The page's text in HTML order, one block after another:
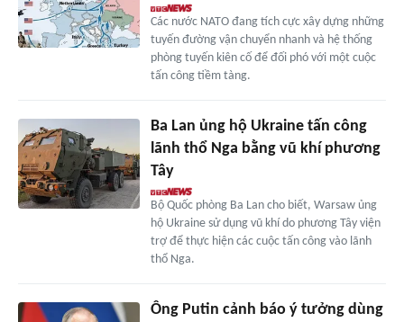
Các nước NATO đang tích cực xây dựng những
tuyến đường vận chuyển nhanh và hệ thống
phòng tuyến kiên cố để đối phó với một cuộc
tấn công tiềm tàng.
Ba Lan ủng hộ Ukraine tấn công
lãnh thổ Nga bằng vũ khí phương
Tây
Bộ Quốc phòng Ba Lan cho biết, Warsaw ủng
hộ Ukraine sử dụng vũ khí do phương Tây viện
trợ để thực hiện các cuộc tấn công vào lãnh
thổ Nga.
Ông Putin cảnh báo ý tưởng dùng